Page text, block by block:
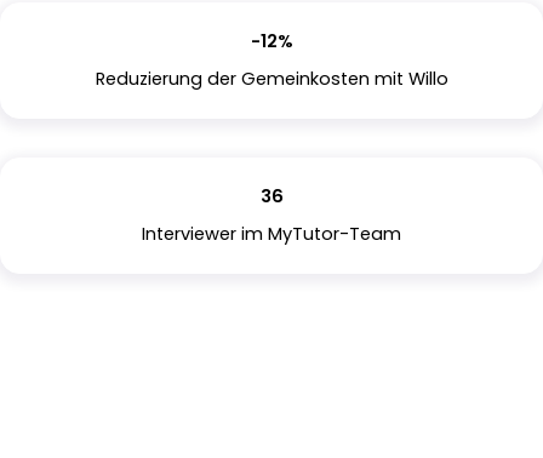
-12%
Reduzierung der Gemeinkosten mit Willo
36
Interviewer im MyTutor-Team